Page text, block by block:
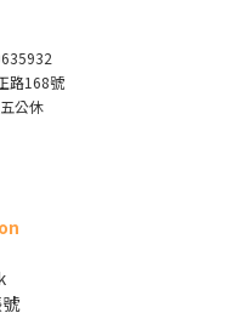
路168號
公休